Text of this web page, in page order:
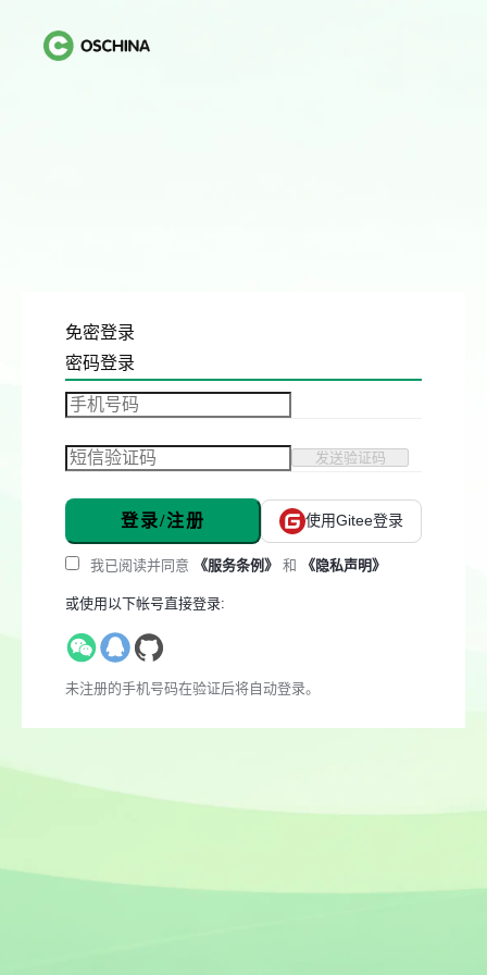
免密登录
密码登录
发送验证码
登录/注册 使用Gitee登录
我已阅读并同意 《服务条例》 和 《隐私声明》
或使用以下帐号直接登录:
未注册的手机号码在验证后将自动登录。